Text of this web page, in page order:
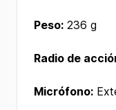
Peso: 236 g
Radio de
Micrófono: